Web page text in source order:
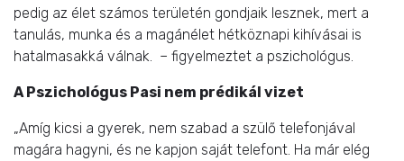
pedig az élet számos területén gondjaik lesznek, mert a
tanulás, munka és a magánélet hétköznapi kihívásai is
hatalmasakká válnak. – figyelmeztet a pszichológus.
A Pszichológus Pasi nem prédikál vizet
„Amíg kicsi a gyerek, nem szabad a szülő telefonjával
magára hagyni, és ne kapjon saját telefont. Ha már elég